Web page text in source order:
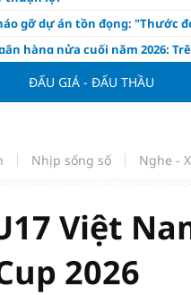
gỡ dự án tồn đọng: "Thước
hàng nửa cuối năm 2026:
dụng/GDP của Việt Nam
ở ASEAN Cup 2026
vàng hôm nay 8/8: Vàng thế
cổ phiếu IPO có được phân
ích của nước chanh gừng
ĐẤU GIÁ - ĐẤU THẦU
Nhịp sống số Nghe -
Việt
2026